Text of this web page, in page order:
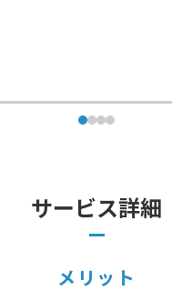
サービス詳細
メリット